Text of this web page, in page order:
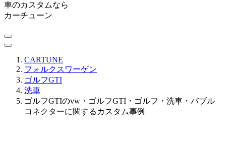
車のカスタムなら
カーチューン
CARTUNE
フォルクスワーゲン
ゴルフGTI
洗車
ゴルフGTIのvw・ゴルフGTI・ゴルフ・洗車・バブル
コネクターに関するカスタム事例